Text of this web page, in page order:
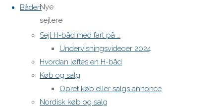
Båden
Sejl H-båd med fart på …
Undervisningsvideoer 2024
Hvordan løftes en H-båd
Køb og salg
Opret køb eller salgs annonce
Nordisk køb og salg
Nye
sejlere
nyder
godt af
ekspertisen
i klassen
både ved
stævner